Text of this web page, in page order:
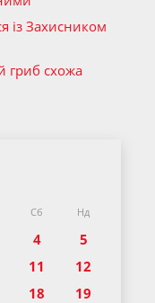
із Захисником
гриб схожа
Сб Нд
4
5
11
12
18
19